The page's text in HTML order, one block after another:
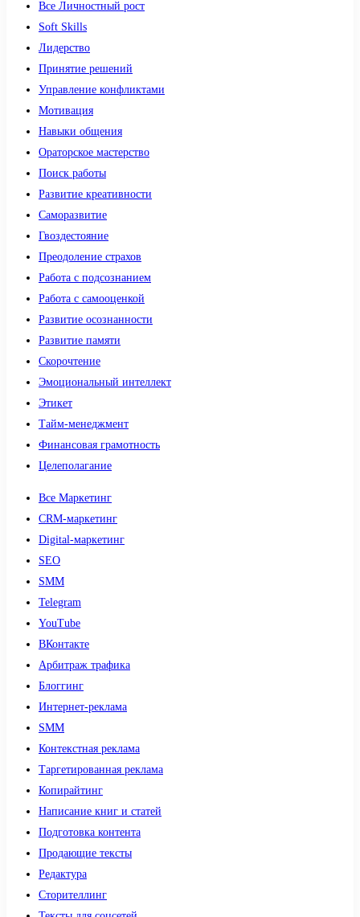
Все Личностный рост
Soft Skills
Лидерство
Принятие решений
Управление конфликтами
Мотивация
Навыки общения
Ораторское мастерство
Поиск работы
Развитие креативности
Саморазвитие
Гвоздестояние
Преодоление страхов
Работа с подсознанием
Работа с самооценкой
Развитие осознанности
Развитие памяти
Скорочтение
Эмоциональный интеллект
Этикет
Тайм-менеджмент
Финансовая грамотность
Целеполагание
Все Маркетинг
CRM-маркетинг
Digital-маркетинг
SEO
SMM
Telegram
YouTube
ВКонтакте
Арбитраж трафика
Блоггинг
Интернет-реклама
SMM
Контекстная реклама
Таргетированная реклама
Копирайтинг
Написание книг и статей
Подготовка контента
Продающие тексты
Редактура
Сторителлинг